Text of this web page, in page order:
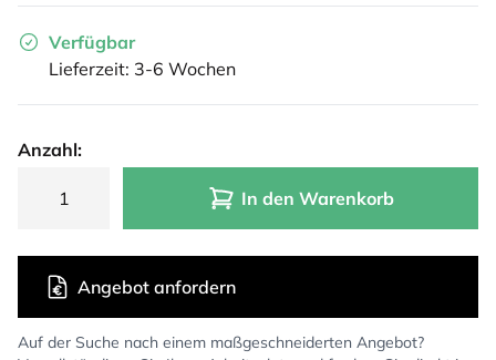
Verfügbar
Lieferzeit: 3-6 Wochen
Anzahl:
In den Warenkorb
Auf der Suche nach einem maßgeschneiderten Angebot?
Angebot anfordern